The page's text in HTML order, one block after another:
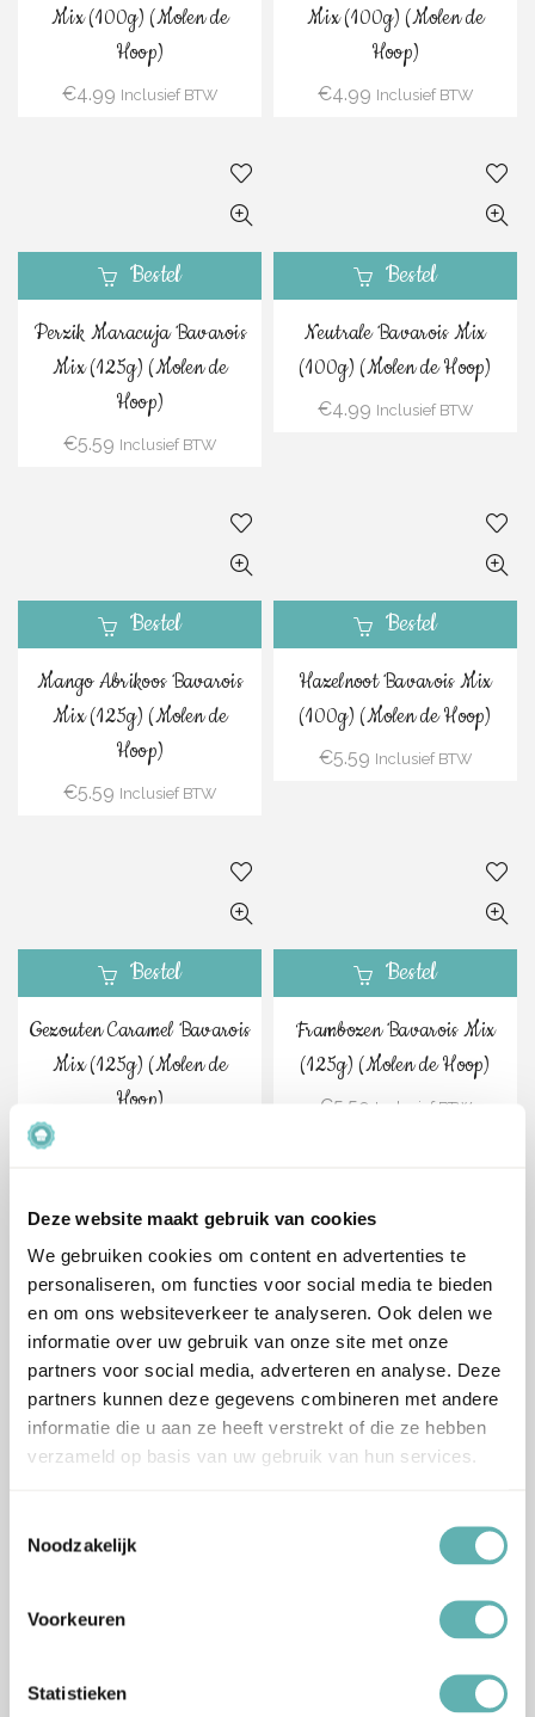
Deze website maakt gebruik van cookies
We gebruiken cookies om content en advertenties te
personaliseren, om functies voor social media te bieden
en om ons websiteverkeer te analyseren. Ook delen we
informatie over uw gebruik van onze site met onze
partners voor social media, adverteren en analyse. Deze
partners kunnen deze gegevens combineren met andere
informatie die u aan ze heeft verstrekt of die ze hebben
verzameld op basis van uw gebruik van hun services.
Noodzakelijk
Voorkeuren
Statistieken
Mix (100g) (Molen de
Hoop)
€4.99 Inclusief BTW
Mix (100g) (Molen de
Hoop)
€4.99 Inclusief BTW
Bestel
Perzik Maracuja Bavarois
Mix (125g) (Molen de
Hoop)
€5.59 Inclusief BTW
Bestel
Neutrale Bavarois Mix
(100g) (Molen de Hoop)
€4.99 Inclusief BTW
Bestel
Mango Abrikoos Bavarois
Mix (125g) (Molen de
Hoop)
€5.59 Inclusief BTW
Bestel
Hazelnoot Bavarois Mix
(100g) (Molen de Hoop)
€5.59 Inclusief BTW
Bestel
Gezouten Caramel Bavarois
Mix (125g) (Molen de
Hoop)
Bestel
Frambozen Bavarois Mix
(125g) (Molen de Hoop)
€5.59 Inclusief BTW
Bestel
Citroen Bavarois Mix
(100g) (Molen de Hoop)
€4.99 Inclusief BTW
Bestel
Chocolade Mousse Wit
Bavarois Mix (150g)
(Molen de Hoop)